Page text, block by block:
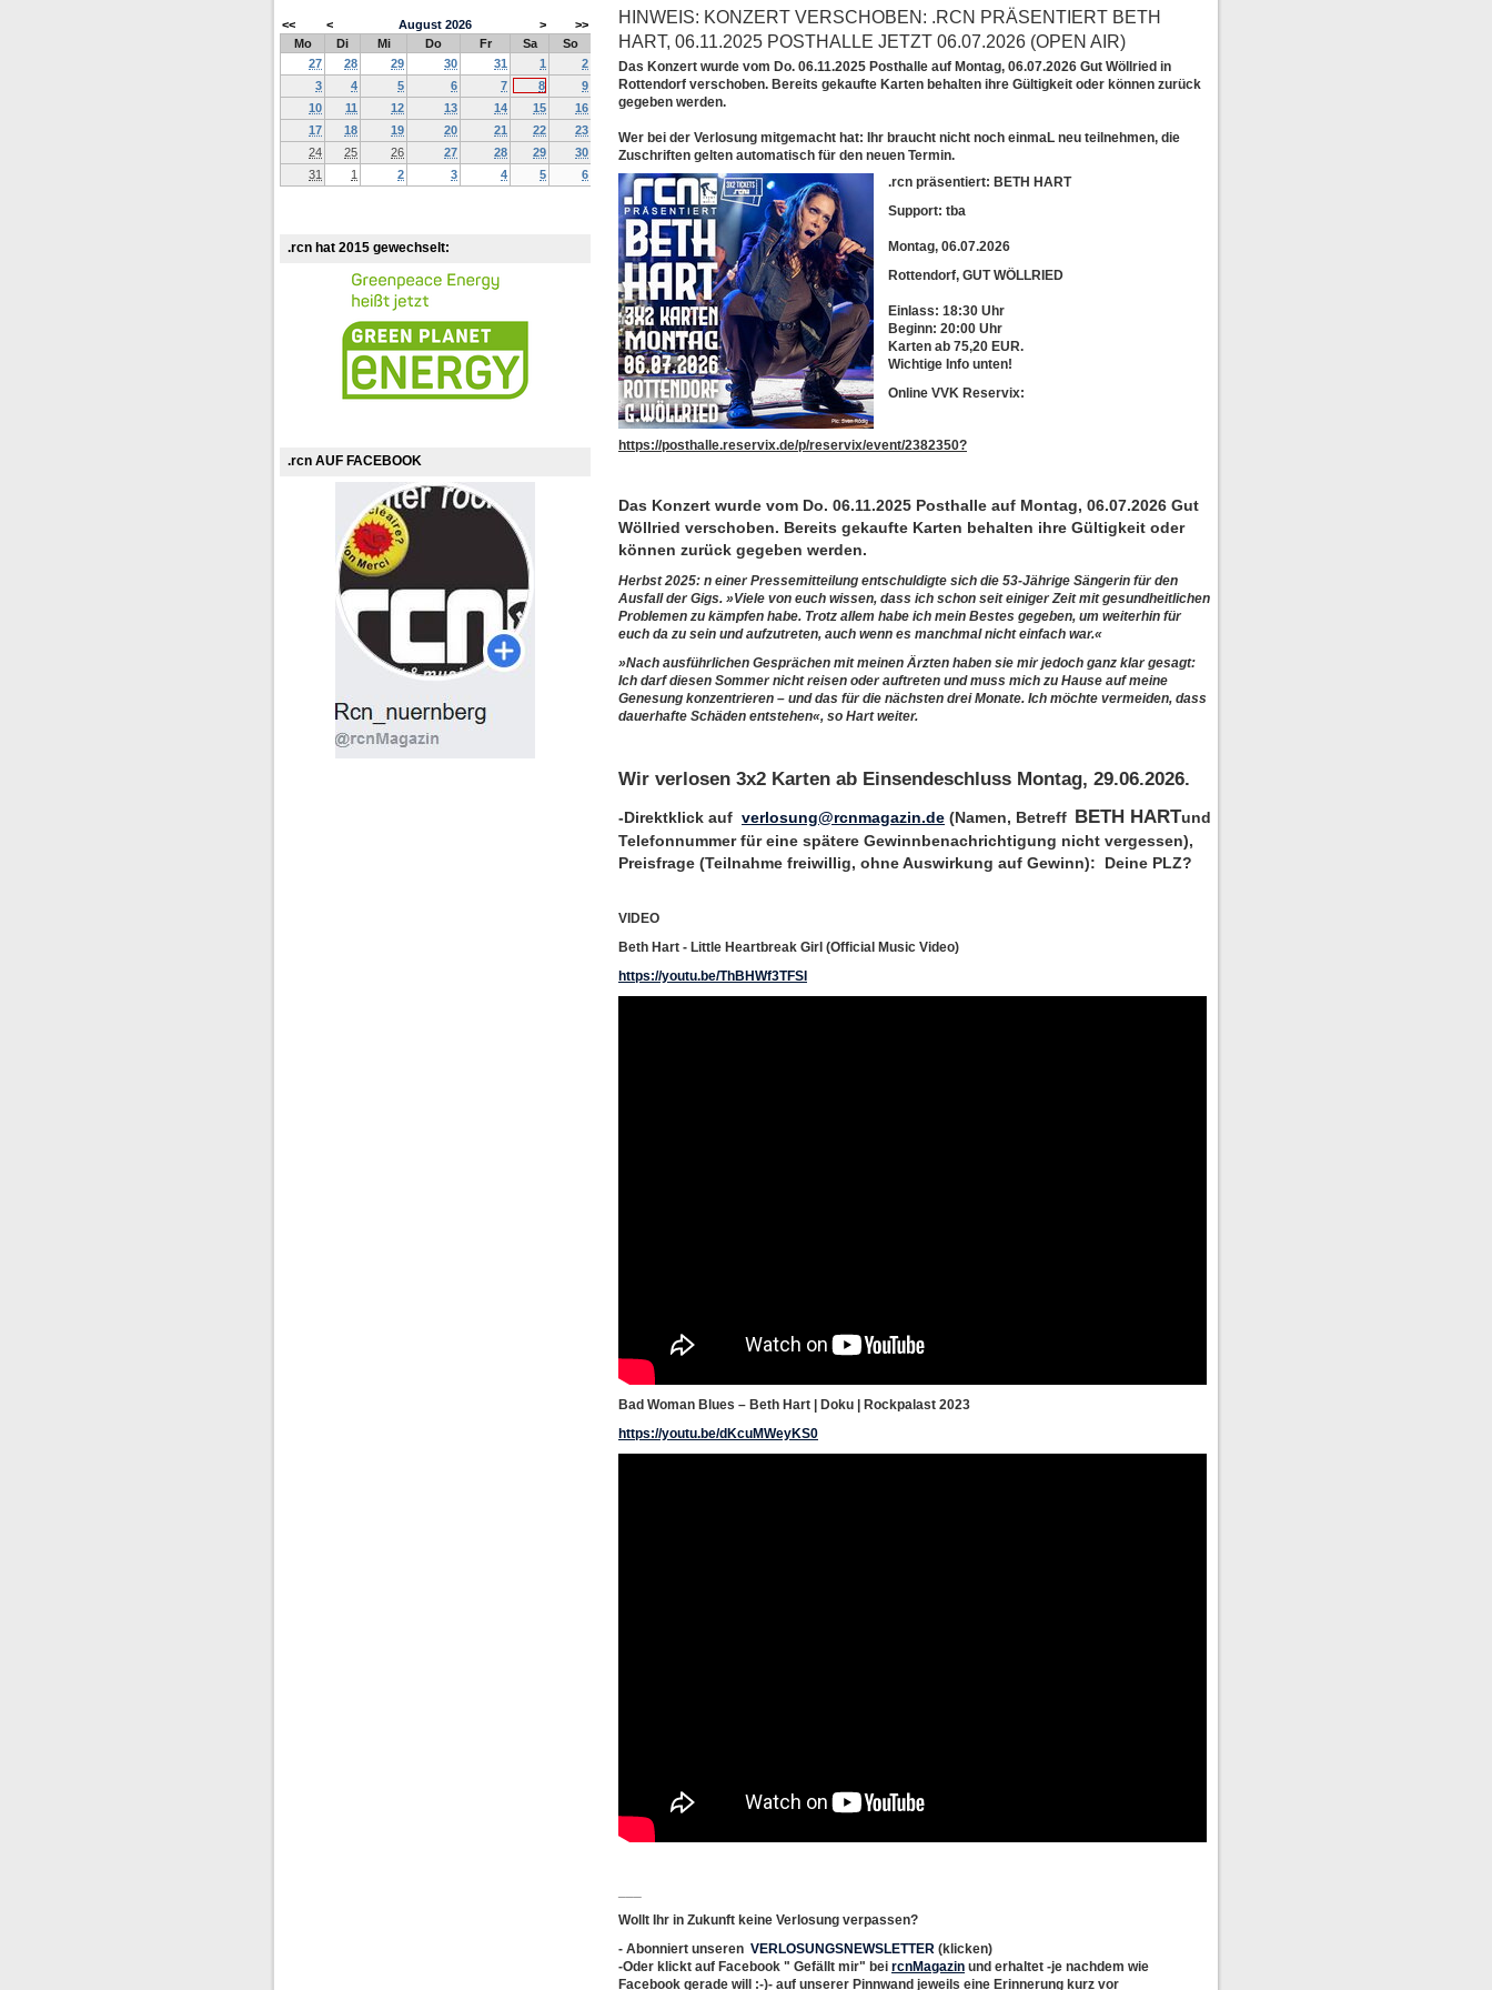
<< < August 2026 >
>>
Mo
Di Mi Do Fr Sa
So
27
28 29 30 31 1
2
3
4 5 6 7 8
9
10
11 12 13 14 15
16
17
18 19 20 21 22
23
24
25 26 27 28 29
30
31
1 2 3 4 5 6
.rcn hat 2015 gewechselt:
.rcn AUF FACEBOOK
HINWEIS: KONZERT VERSCHOBEN: .RCN PRÄSENTIERT BETH
HART, 06.11.2025 POSTHALLE JETZT 06.07.2026 (OPEN AIR)
Das Konzert wurde vom Do. 06.11.2025 Posthalle auf Montag, 06.07.2026 Gut Wöllried in
Rottendorf verschoben. Bereits gekaufte Karten behalten ihre Gültigkeit oder können zurück
gegeben werden.
Wer bei der Verlosung mitgemacht hat: Ihr braucht nicht noch einmaL neu teilnehmen, die
Zuschriften gelten automatisch für den neuen Termin.
.rcn präsentiert: BETH HART
Support: tba
Montag, 06.07.2026
Rottendorf, GUT WÖLLRIED
Einlass: 18:30 Uhr
Beginn: 20:00 Uhr
Karten ab 75,20 EUR.
Wichtige Info unten!
Online VVK Reservix:
https://posthalle.reservix.de/p/reservix/event/2382350?
Das Konzert wurde vom Do. 06.11.2025 Posthalle auf Montag, 06.07.2026 Gut
Wöllried verschoben. Bereits gekaufte Karten behalten ihre Gültigkeit oder
können zurück gegeben werden.
Herbst 2025: n einer Pressemitteilung entschuldigte sich die 53-Jährige Sängerin für den
Ausfall der Gigs. »Viele von euch wissen, dass ich schon seit einiger Zeit mit gesundheitlichen
Problemen zu kämpfen habe. Trotz allem habe ich mein Bestes gegeben, um weiterhin für
euch da zu sein und aufzutreten, auch wenn es manchmal nicht einfach war.«
»Nach ausführlichen Gesprächen mit meinen Ärzten haben sie mir jedoch ganz klar gesagt:
Ich darf diesen Sommer nicht reisen oder auftreten und muss mich zu Hause auf meine
Genesung konzentrieren – und das für die nächsten drei Monate. Ich möchte vermeiden, dass
dauerhafte Schäden entstehen«, so Hart weiter.
Wir verlosen 3x2 Karten ab Einsendeschluss Montag, 29.06.2026.
-Direktklick auf verlosung@rcnmagazin.de (Namen, Betreff BETH HARTund
Telefonnummer für eine spätere Gewinnbenachrichtigung nicht vergessen),
Preisfrage (Teilnahme freiwillig, ohne Auswirkung auf Gewinn): Deine PLZ?
VIDEO
Beth Hart - Little Heartbreak Girl (Official Music Video)
https://youtu.be/ThBHWf3TFSI
Bad Woman Blues – Beth Hart | Doku | Rockpalast 2023
https://youtu.be/dKcuMWeyKS0
Wollt Ihr in Zukunft keine Verlosung verpassen?
- Abonniert unseren VERLOSUNGSNEWSLETTER (klicken)
-Oder klickt auf Facebook " Gefällt mir" bei rcnMagazin und erhaltet -je nachdem wie
Facebook gerade will :-)- auf unserer Pinnwand jeweils eine Erinnerung kurz vor